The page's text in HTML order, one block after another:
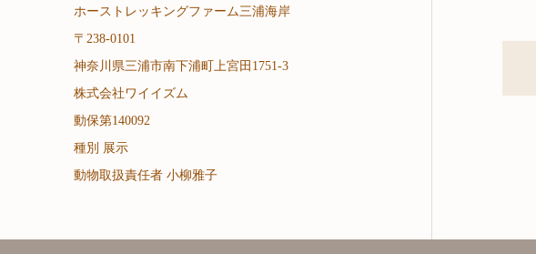
ホーストレッキングファーム三浦海岸
〒238-0101
神奈川県三浦市南下浦町上宮田1751-3
株式会社ワイイズム
動保第140092
種別 展示
動物取扱責任者 小柳雅子